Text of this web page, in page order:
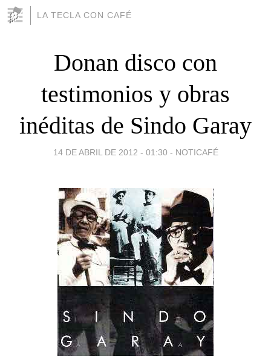
LA TECLA CON CAFÉ
Donan disco con
testimonios y obras
inéditas de Sindo Garay
14 DE ABRIL DE 2012 - 01:30 - NOTICAFÉ